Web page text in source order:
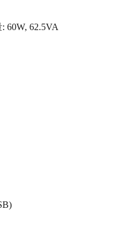
60W, 62.5VA